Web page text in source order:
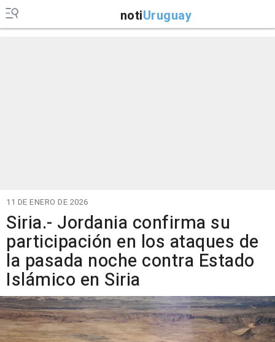
notiUruguay
11 DE ENERO DE 2026
Siria.- Jordania confirma su
participación en los ataques de
la pasada noche contra Estado
Islámico en Siria